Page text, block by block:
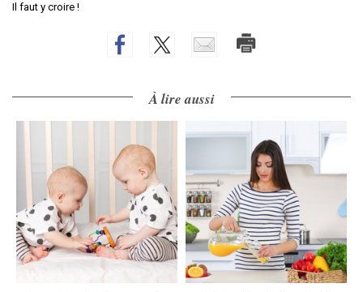
Il faut y croire !
À lire aussi